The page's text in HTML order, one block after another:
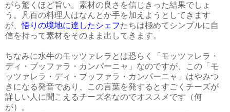
がら驚くほど旨い。素材の良さを信じきった結果でしょ
う。凡百の料理人はなんとか手を加えようとしてきます
が、悟りの境地に達したシェフたちは極めてシンプルに自
信を持って素材をそのまま出してきます。
ちなみに水牛のモッツァレラとは恐らく「モッツァレラ・
ディ・ブッファラ・カンパーニャ」なのですが、この「モ
ッツァレラ・ディ・ブッファラ・カンパーニャ」はやみつ
きになる発音であり、この言葉を発するとすごくチーズが
詳しい人に聞こえるチーズ名なのでオススメです（何
が）。